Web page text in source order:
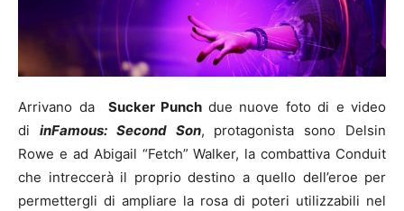
Arrivano da Sucker Punch due nuove foto di e video
di inFamous: Second Son, protagonista sono Delsin
Rowe e ad Abigail “Fetch” Walker, la combattiva Conduit
che intreccerà il proprio destino a quello dell’eroe per
permettergli di ampliare la rosa di poteri utilizzabili nel